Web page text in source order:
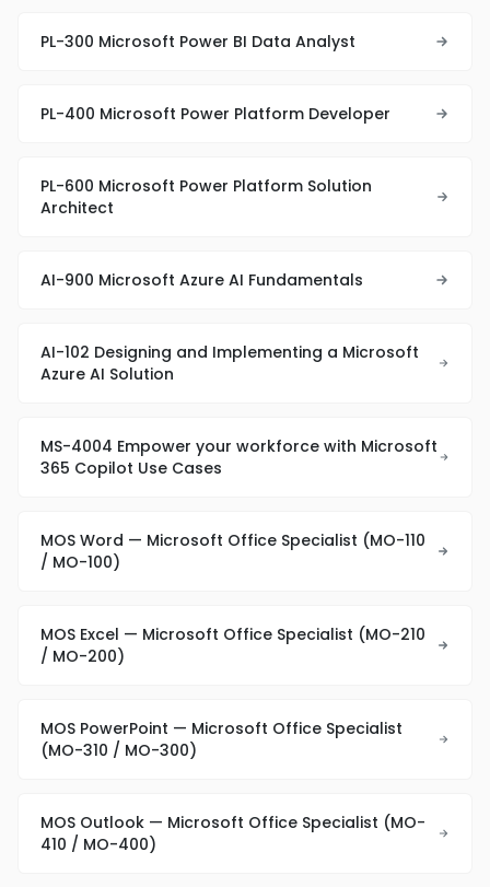
PL-300 Microsoft Power BI Data Analyst
PL-400 Microsoft Power Platform Developer
PL-600 Microsoft Power Platform Solution
Architect
AI-900 Microsoft Azure AI Fundamentals
AI-102 Designing and Implementing a Microsoft
Azure AI Solution
MS-4004 Empower your workforce with Microsoft
365 Copilot Use Cases
MOS Word — Microsoft Office Specialist (MO-110
/ MO-100)
MOS Excel — Microsoft Office Specialist (MO-210
/ MO-200)
MOS PowerPoint — Microsoft Office Specialist
(MO-310 / MO-300)
MOS Outlook — Microsoft Office Specialist (MO-
410 / MO-400)